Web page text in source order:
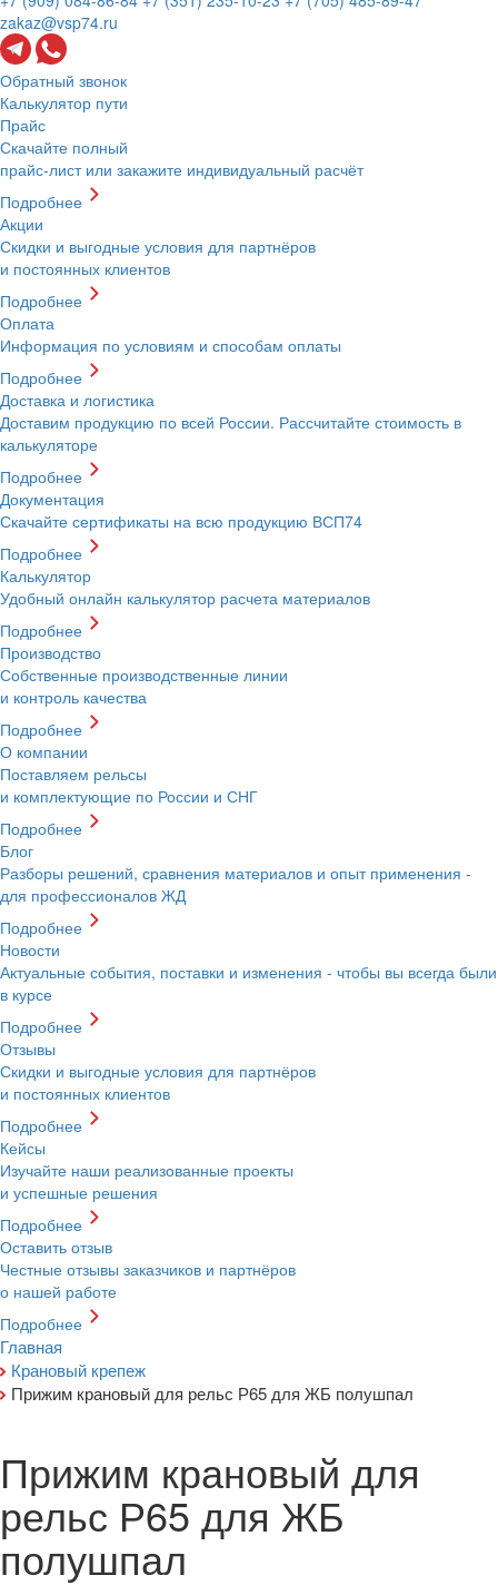
zakaz@vsp74.ru
Обратный звонок
Калькулятор пути
Прайс
Скачайте полный
прайс-лист или закажите индивидуальный расчёт
Подробнее
Акции
Скидки и выгодные условия для партнёров
и постоянных клиентов
Подробнее
Оплата
Информация по условиям и способам оплаты
Подробнее
Доставка и логистика
Доставим продукцию по всей России. Рассчитайте стоимость в
калькуляторе
Подробнее
Документация
Скачайте сертификаты на всю продукцию ВСП74
Подробнее
Калькулятор
Удобный онлайн калькулятор расчета материалов
Подробнее
Производство
Собственные производственные линии
и контроль качества
Подробнее
О компании
Поставляем рельсы
и комплектующие по России и СНГ
Подробнее
Блог
Разборы решений, сравнения материалов и опыт применения -
для профессионалов ЖД
Подробнее
Новости
Актуальные события, поставки и изменения - чтобы вы всегда были
в курсе
Подробнее
Отзывы
Скидки и выгодные условия для партнёров
и постоянных клиентов
Подробнее
Кейсы
Изучайте наши реализованные проекты
и успешные решения
Подробнее
Оставить отзыв
Честные отзывы заказчиков и партнёров
о нашей работе
Подробнее
Главная
Крановый крепеж
Прижим крановый для рельс Р65 для ЖБ полушпал
Прижим крановый для
рельс Р65 для ЖБ
полушпал